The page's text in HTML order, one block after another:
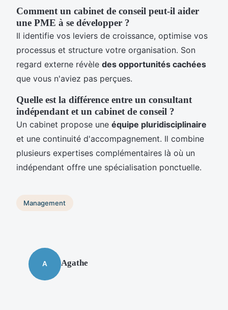
Comment un cabinet de conseil peut-il aider
une PME à se développer ?
Il identifie vos leviers de croissance, optimise vos
processus et structure votre organisation. Son
regard externe révèle des opportunités cachées
que vous n'aviez pas perçues.
Quelle est la différence entre un consultant
indépendant et un cabinet de conseil ?
Un cabinet propose une équipe pluridisciplinaire
et une continuité d'accompagnement. Il combine
plusieurs expertises complémentaires là où un
indépendant offre une spécialisation ponctuelle.
Management
A Agathe